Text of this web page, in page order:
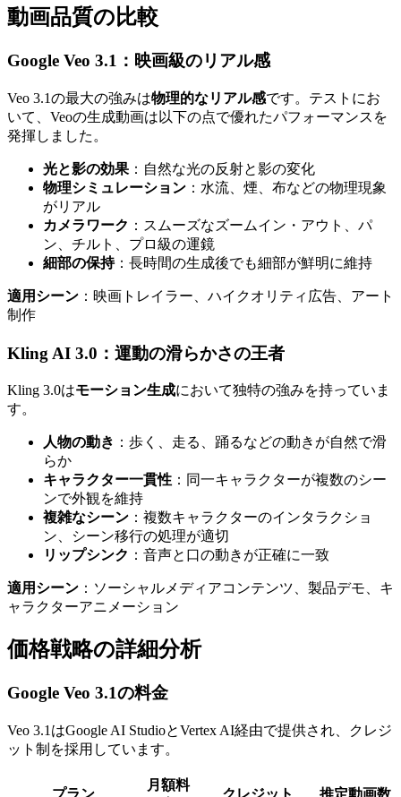
動画品質の比較
Google Veo 3.1：映画級のリアル感
Veo 3.1の最大の強みは物理的なリアル感です。テストにお
いて、Veoの生成動画は以下の点で優れたパフォーマンスを
発揮しました。
光と影の効果 ：自然な光の反射と影の変化
物理シミュレーション ：水流、煙、布などの物理現象
がリアル
カメラワーク ：スムーズなズームイン・アウト、パ
ン、チルト、プロ級の運鏡
細部の保持：長時間の生成後でも細部が鮮明に維持
適用シーン ：映画トレイラー、ハイクオリティ広告、アート
制作
Kling AI 3.0：運動の滑らかさの王者
Kling 3.0はモーション生成において独特の強みを持っていま
す。
人物の動き ：歩く、走る、踊るなどの動きが自然で滑
らか
キャラクター一貫性 ：同一キャラクターが複数のシー
ンで外観を維持
複雑なシーン ：複数キャラクターのインタラクショ
ン、シーン移行の処理が適切
リップシンク ：音声と口の動きが正確に一致
適用シーン ：ソーシャルメディアコンテンツ、製品デモ、キ
ャラクターアニメーション
価格戦略の詳細分析
Google Veo 3.1の料金
Veo 3.1はGoogle AI StudioとVertex AI経由で提供され、クレジ
ット制を採用しています。
プラン
月額料
クレジット 推定動画数